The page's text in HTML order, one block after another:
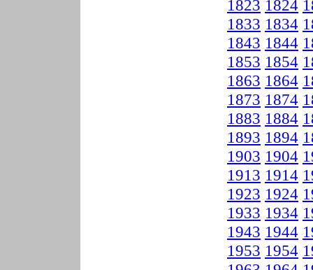
1823 1824
1833 1834
1843 1844
1853 1854
1863 1864
1873 1874
1883 1884
1893 1894
1903 1904
1913 1914
1923 1924
1933 1934
1943 1944
1953 1954